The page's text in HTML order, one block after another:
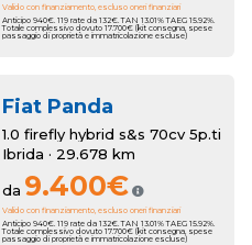
Valido con finanziamento, escluso oneri finanziari
Anticipo 940€. 119 rate da 132€. TAN 13.01% TAEG 15.92%.
Totale complessivo dovuto 17.700€ (kit consegna, spese
passaggio di proprietà e immatricolazione escluse)
Fiat Panda
1.0 firefly hybrid s&s 70cv 5p.ti
Ibrida · 29.678 km
da 9.400€
Valido con finanziamento, escluso oneri finanziari
Anticipo 940€. 119 rate da 132€. TAN 13.01% TAEG 15.92%.
Totale complessivo dovuto 17.700€ (kit consegna, spese
passaggio di proprietà e immatricolazione escluse)